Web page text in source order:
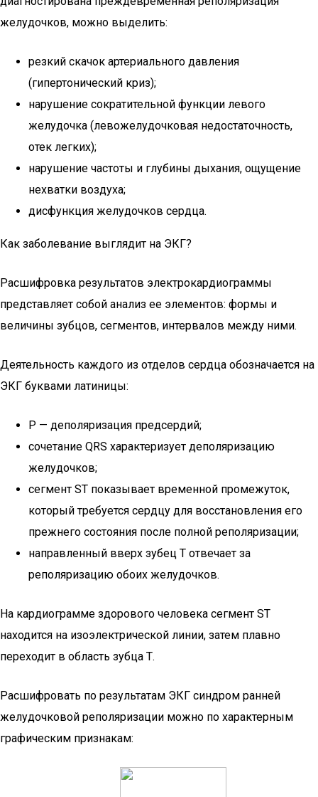
желудочков, можно выделить:
резкий скачок артериального давления
(гипертонический криз);
нарушение сократительной функции левого
желудочка (левожелудочковая недостаточность,
отек легких);
нарушение частоты и глубины дыхания, ощущение
нехватки воздуха;
дисфункция желудочков сердца.
Как заболевание выглядит на ЭКГ?
Расшифровка результатов электрокардиограммы
представляет собой анализ ее элементов: формы и
величины зубцов, сегментов, интервалов между ними.
Деятельность каждого из отделов сердца обозначается на
ЭКГ буквами латиницы:
Р — деполяризация предсердий;
сочетание QRS характеризует деполяризацию
желудочков;
cегмент ST показывает временной промежуток,
который требуется сердцу для восстановления его
прежнего состояния после полной реполяризации;
направленный вверх зубец Т отвечает за
реполяризацию обоих желудочков.
На кардиограмме здорового человека сегмент ST
находится на изоэлектрической линии, затем плавно
переходит в область зубца Т.
Расшифровать по результатам ЭКГ синдром ранней
желудочковой реполяризации можно по характерным
графическим признакам: